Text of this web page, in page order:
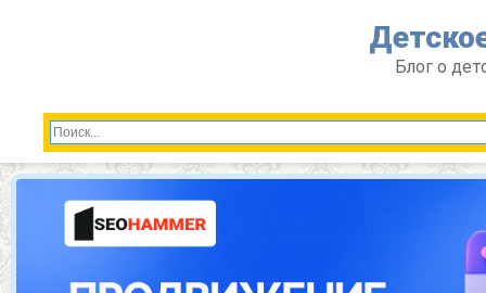
Блог о